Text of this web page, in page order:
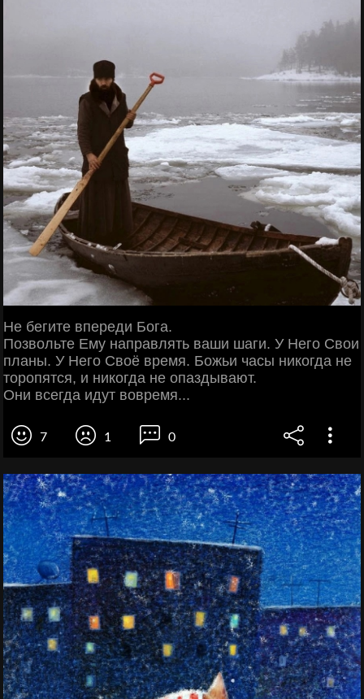
Не бегите впереди Бога.
Позвольте Ему направлять ваши шаги. У Него Свои
планы. У Него Своё время. Божьи часы никогда не
торопятся, и никогда не опаздывают.
Они всегда идут вовремя...
7 1 0